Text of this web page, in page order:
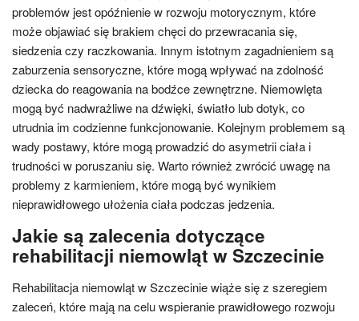
problemów jest opóźnienie w rozwoju motorycznym, które
może objawiać się brakiem chęci do przewracania się,
siedzenia czy raczkowania. Innym istotnym zagadnieniem są
zaburzenia sensoryczne, które mogą wpływać na zdolność
dziecka do reagowania na bodźce zewnętrzne. Niemowlęta
mogą być nadwrażliwe na dźwięki, światło lub dotyk, co
utrudnia im codzienne funkcjonowanie. Kolejnym problemem są
wady postawy, które mogą prowadzić do asymetrii ciała i
trudności w poruszaniu się. Warto również zwrócić uwagę na
problemy z karmieniem, które mogą być wynikiem
nieprawidłowego ułożenia ciała podczas jedzenia.
Jakie są zalecenia dotyczące
rehabilitacji niemowląt w Szczecinie
Rehabilitacja niemowląt w Szczecinie wiąże się z szeregiem
zaleceń, które mają na celu wspieranie prawidłowego rozwoju